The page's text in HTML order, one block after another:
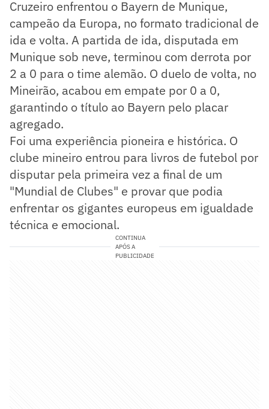
Cruzeiro enfrentou o Bayern de Munique,
campeão da Europa, no formato tradicional de
ida e volta. A partida de ida, disputada em
Munique sob neve, terminou com derrota por
2 a 0 para o time alemão. O duelo de volta, no
Mineirão, acabou em empate por 0 a 0,
garantindo o título ao Bayern pelo placar
agregado.
Foi uma experiência pioneira e histórica. O
clube mineiro entrou para livros de futebol por
disputar pela primeira vez a final de um
"Mundial de Clubes" e provar que podia
enfrentar os gigantes europeus em igualdade
técnica e emocional.
CONTINUA
APÓS A
PUBLICIDADE